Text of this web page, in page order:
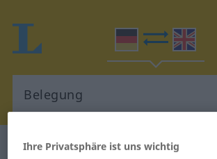
Deutsch-Englisch Wörterbuch
Ihre Privatsphäre ist uns wichtig